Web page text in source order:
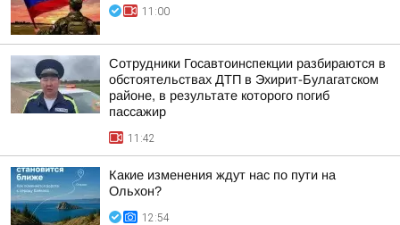
11:00
Сотрудники Госавтоинспекции разбираются в
обстоятельствах ДТП в Эхирит-Булагатском
районе, в результате которого погиб
пассажир
11:42
Какие изменения ждут нас по пути на
Ольхон?
12:54